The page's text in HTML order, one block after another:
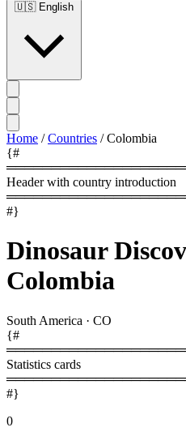
🇺🇸 English
Home / Countries / Colombia
{#
Header with country introduction
#}
Dinosaur
Colombia
South America · CO
{#
Statistics cards
#}
0